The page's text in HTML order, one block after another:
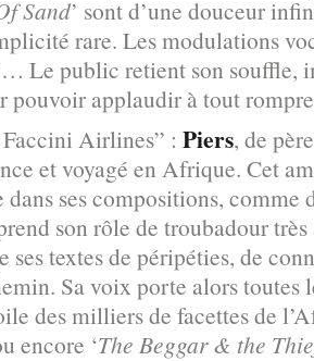
Sand’ sont d’une douceur
rare. Les modulations
Le public retient son souffle,
pouvoir applaudir à tout
Airlines” : Piers, de
et voyagé en Afrique. Cet
ses compositions, comme
son rôle de troubadour
ses textes de péripéties, de
Sa voix porte alors toutes
des milliers de facettes de
encore ‘The Beggar & the